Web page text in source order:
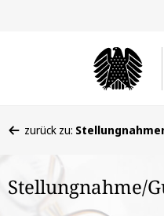
befinden
hier:
zurück zu:
Stellungnahme/